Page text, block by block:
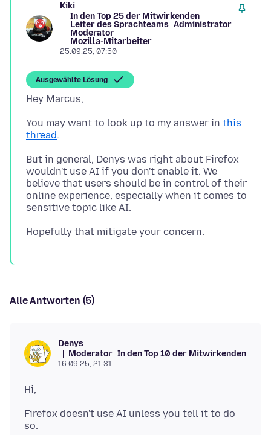
Kiki
In den Top 25 der Mitwirkenden
Leiter des Sprachteams Administrator
Moderator
Mozilla-Mitarbeiter
25.09.25, 07:50
Ausgewählte Lösung
You may want to look up to my answer in this
thread
But in general, Denys was right about Firefox
wouldn't use AI if you don't enable it. We
believe that users should be in control of their
online experience, especially when it comes to
Alle Antworten (5)
Denys
Moderator In den Top 10 der Mitwirkenden
16.09.25, 21:31
Firefox doesn't use AI unless you tell it to do